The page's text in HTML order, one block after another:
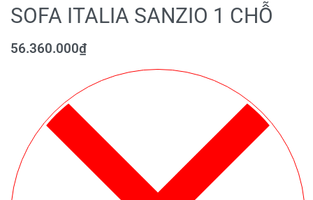
SOFA ITALIA SANZIO 1 CHỖ
56.360.000₫